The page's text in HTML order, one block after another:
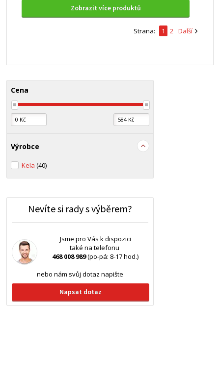
Zobrazit více produktů
Strana: 1 2 Další
Cena
Výrobce
Kela(40)
Nevíte si rady s výběrem?
Jsme pro Vás k dispozici
také na telefonu
468 008 989(po-pá: 8-17 hod.)
nebo nám svůj dotaz napište
Napsat dotaz